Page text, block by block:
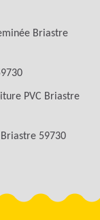
Briastre
PVC Briastre
59730